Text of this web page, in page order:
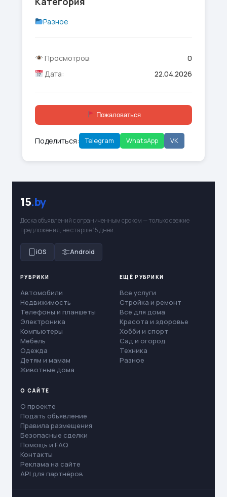
Разное
Просмотров:
0
Дата:
22.04.2026
Пожаловаться
Поделиться: Telegram WhatsApp VK
15.by
Доска объявлений с ограниченным сроком — только свежие
предложения, не старше 15 дней.
iOS Android
РУБРИКИ
Автомобили
Недвижимость
Телефоны и планшеты
Электроника
Компьютеры
Мебель
Одежда
Детям и мамам
Животные дома
ЕЩЁ РУБРИКИ
Все услуги
Стройка и ремонт
Все для дома
Красота и здоровье
Хобби и спорт
Сад и огород
Техника
Разное
О САЙТЕ
О проекте
Подать объявление
Правила размещения
Безопасные сделки
Помощь и FAQ
Контакты
Реклама на сайте
API для партнёров